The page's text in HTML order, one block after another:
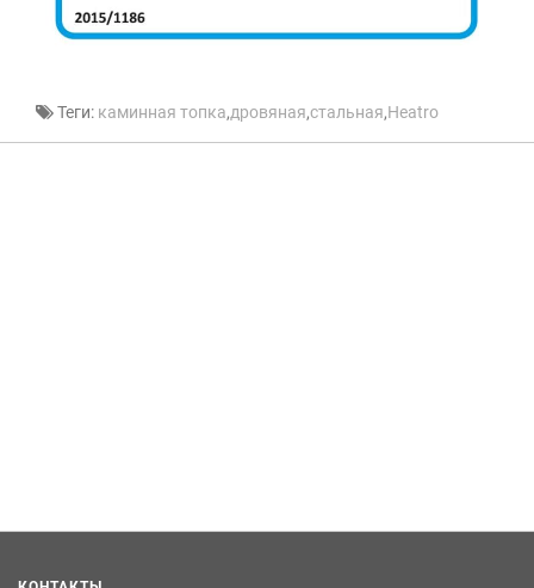
Теги: каминная топка,дровяная,стальная,Heatro